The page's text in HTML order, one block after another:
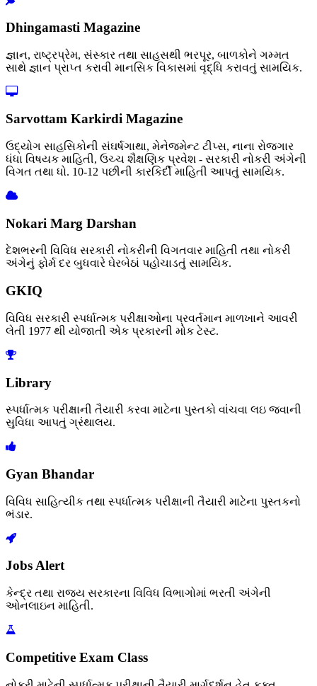
Dhingamasti Magazine
જ્ઞાન, રાષ્ટ્રપ્રેમ, સંસ્કાર તથા સાહસથી ભરપૂર, બાળકોને ગમ્મત
સાથે જ્ઞાન પ્રાપ્ત કરાવી માનસિક વિકાસમાં વૃદ્ધિ કરાવતું સામયિક.
Sarvottam Karkirdi Magazine
ઉદ્યોગ સાહસિકોની સંઘર્ષગાથા, મેનેજમેન્ટ ટીપ્સ, નાના રોજગાર
ધંધા વિષયક માહિતી, ઉચ્ચ શૈક્ષણિક પ્રવેશ - સરકારી નોકરી અંગેની
વિગત તથા ધો. 10-12 પછીની કારકિર્દી માહિતી આપતું સામયિક.
Nokari Marg Darshan
દેશભરની વિવિધ સરકારી નોકરીની વિગતવાર માહિતી તથા નોકરી
અંગેનું ફોર્મ દર બુધવારે ઘેરબેઠાં પહોચાડતું સામયિક.
GKIQ
વિવિધ સરકારી સ્પર્ધાત્મક પરીક્ષાઓના પ્રવર્તમાન માળખાને આવરી
લેતી 1977 થી યોજાતી એક પ્રકારની મોક ટેસ્ટ.
Library
સ્પર્ધાત્મક પરીક્ષાની તૈયારી કરવા માટેના પુસ્તકો વાંચવા લઇ જવાની
સુવિધા આપતું ગ્રંથાલય.
Gyan Bhandar
વિવિધ સાહિત્યીક તથા સ્પર્ધાત્મક પરીક્ષાની તૈયારી માટેના પુસ્તકનો
ભંડાર.
Jobs Alert
કેન્દ્ર તથા રાજ્ય સરકારના વિવિધ વિભાગોમાં ભરતી અંગેની
ઓનલાઇન માહિતી.
Competitive Exam Class